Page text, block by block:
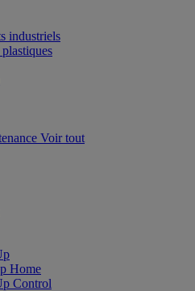
industriels
Voir tout
Home
Control